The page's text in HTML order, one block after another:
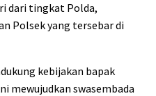
dari tingkat Polda,
Polsek yang tersebar di
kebijakan bapak
mewujudkan swasembada